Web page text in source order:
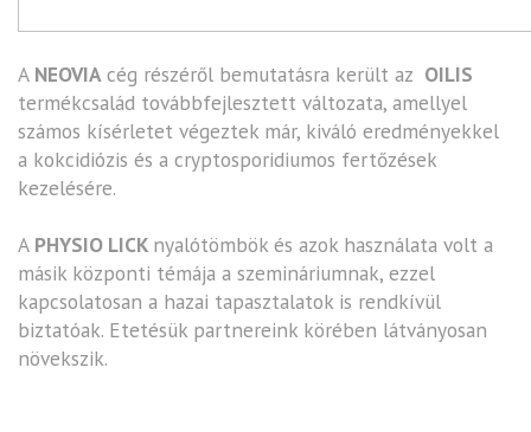
A NEOVIAcég részéről bemutatásra került az OILIS
termékcsalád továbbfejlesztett változata, amellyel
számos kísérletet végeztek már, kiváló eredményekkel
a kokcidiózis és a cryptosporidiumos fertőzések
kezelésére.
A PHYSIO LICK nyalótömbök és azok használata volt a
másik központi témája a szemináriumnak, ezzel
kapcsolatosan a hazai tapasztalatok is rendkívül
biztatóak. Etetésük partnereink körében látványosan
növekszik.